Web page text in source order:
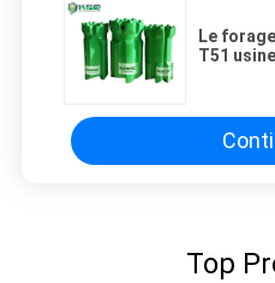
Le
T51
Top